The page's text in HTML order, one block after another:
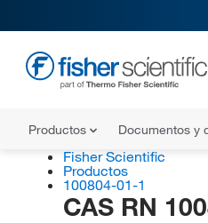
Productos Documentos y
Fisher Scientific
Productos
100804-01-1
CAS RN